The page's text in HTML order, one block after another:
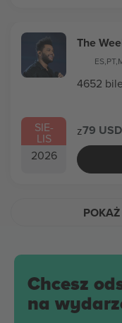
SIE-
LIS
2026
The
ES,PT,
4652
z79 USD
Chcesz
na